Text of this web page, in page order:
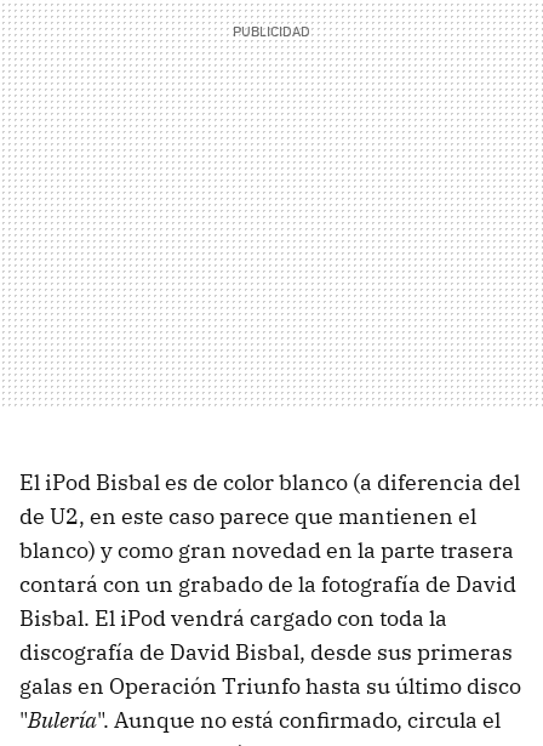
El iPod Bisbal es de color blanco (a diferencia del
de U2, en este caso parece que mantienen el
blanco) y como gran novedad en la parte trasera
contará con un grabado de la fotografía de David
Bisbal. El iPod vendrá cargado con toda la
discografía de David Bisbal, desde sus primeras
galas en Operación Triunfo hasta su último disco
"Bulería". Aunque no está confirmado, circula el